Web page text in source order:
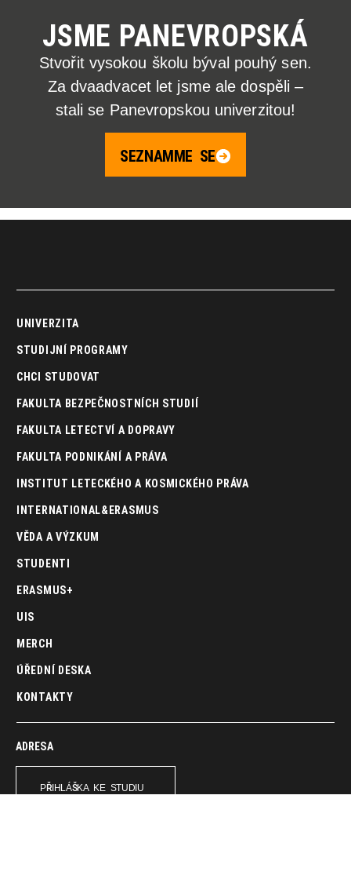
JSME PANEVROPSKÁ
Stvořit vysokou školu býval pouhý sen.
Za dvaadvacet let jsme ale dospěli –
stali se Panevropskou univerzitou!
SEZNAMME SE
UNIVERZITA
STUDIJNÍ PROGRAMY
CHCI STUDOVAT
FAKULTA BEZPEČNOSTNÍCH STUDIÍ
FAKULTA LETECTVÍ A DOPRAVY
FAKULTA PODNIKÁNÍ A PRÁVA
INSTITUT LETECKÉHO A KOSMICKÉHO PRÁVA
INTERNATIONAL&ERASMUS
VĚDA A VÝZKUM
STUDENTI
ERASMUS+
UIS
MERCH
ÚŘEDNÍ DESKA
KONTAKTY
ADRESA
PŘIHLÁŠKA KE STUDIU